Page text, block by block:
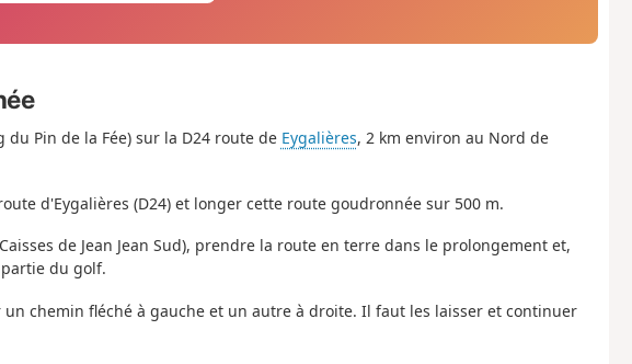
Pin de la Fée) sur la D24 route de Eygalières, 2 km environ au Nord de
d'Eygalières (D24) et longer cette route goudronnée sur 500 m.
de Jean Jean Sud), prendre la route en terre dans le prolongement et,
du golf.
chemin fléché à gauche et un autre à droite. Il faut les laisser et continuer